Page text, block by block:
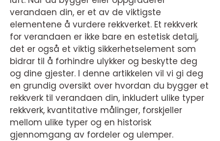
verandaen din, er et av de viktigste
elementene å vurdere rekkverket. Et rekkverk
for verandaen er ikke bare en estetisk detalj,
det er også et viktig sikkerhetselement som
bidrar til å forhindre ulykker og beskytte deg
og dine gjester. I denne artikkelen vil vi gi deg
en grundig oversikt over hvordan du bygger et
rekkverk til verandaen din, inkludert ulike typer
rekkverk, kvantitative målinger, forskjeller
mellom ulike typer og en historisk
gjennomgang av fordeler og ulemper.